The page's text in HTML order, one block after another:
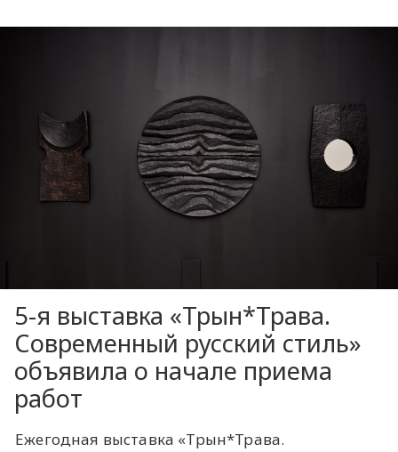
5-я выставка «Трын*Трава.
Современный русский стиль»
объявила о начале приема
работ
Ежегодная выставка «Трын*Трава.